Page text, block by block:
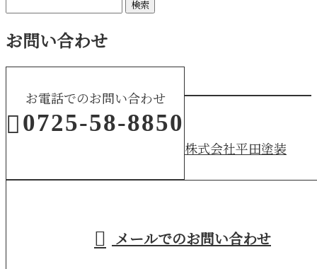
お問い合わせ
お電話でのお問い合わせ
0725-58-8850
メールでのお問い合わせ
株式会社平田塗装